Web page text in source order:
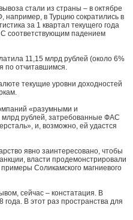
стали из страны – в октябре
например, в Турцию сократились в
за 1 квартал текущего года
С соответствующим падением
11,15 млрд рублей (около 6%
по отчитавшимся.
текущие уровни доходностей
«разумными и
рублей, затребованные ФАС
и, возможно, ей удастся
явно заинтересовано, чтобы
власти продемонстрировали
Соликамского магниевого
сейчас – констатация. В
В этот раз пространства для